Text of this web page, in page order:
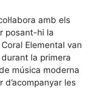
amb els
posant-hi la
Elemental van
la primera
música moderna
d’acompanyar les